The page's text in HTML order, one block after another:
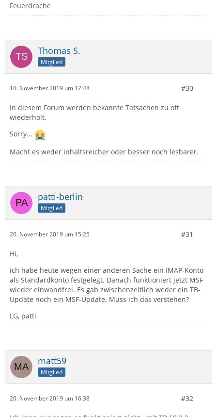
Linux Mageia 7 x86_64
Linux openSUSE 15.1 Leap x86_64
Gruß
Feuerdrache
Feuerdrache
Thomas S.
Mitglied
10. November 2019 um 17:48 #30
In diesem Forum werden bekannte Tatsachen zu oft
wiederholt.
Sorry...
Macht es weder inhaltsreicher oder besser noch lesbarer.
patti-berlin
Mitglied
20. November 2019 um 15:25 #31
Hi,
ich habe heute wegen einer anderen Sache ein IMAP-Konto
als Standardkonto festgelegt. Danach funktioniert jetzt MSF
wieder einwandfrei. Es gab zwischenzeitlich weder ein TB-
Update noch ein MSF-Update. Muss ich das verstehen?
LG, patti
matt59
Mitglied
20. November 2019 um 16:38 #32